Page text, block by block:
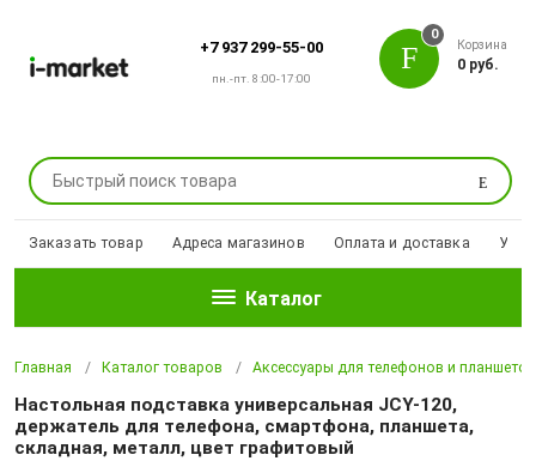
+7 937 299-55-00
пн.-пт. 8:00-17:00
Поиск
0
Корзина
0 руб.
Заказать товар Адреса магазинов Оплата и доставка
Каталог
Главная Каталог товаров Аксессуары для телефонов и планшетов
Настольная подставка универсальная JCY-120,
держатель для телефона, смартфона, планшета,
складная, металл, цвет графитовый